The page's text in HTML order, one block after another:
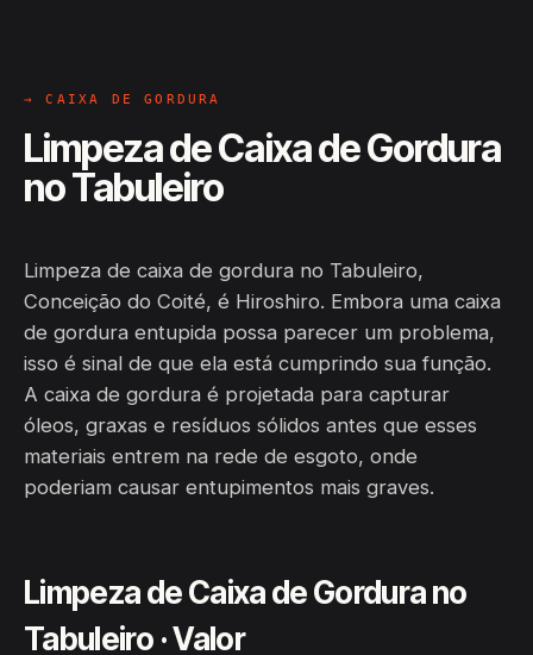
→ CAIXA DE GORDURA
Limpeza de Caixa de Gordura
no Tabuleiro
Limpeza de caixa de gordura no Tabuleiro,
Conceição do Coité, é Hiroshiro. Embora uma caixa
de gordura entupida possa parecer um problema,
isso é sinal de que ela está cumprindo sua função.
A caixa de gordura é projetada para capturar
óleos, graxas e resíduos sólidos antes que esses
materiais entrem na rede de esgoto, onde
poderiam causar entupimentos mais graves.
Limpeza de Caixa de Gordura no
Tabuleiro · Valor